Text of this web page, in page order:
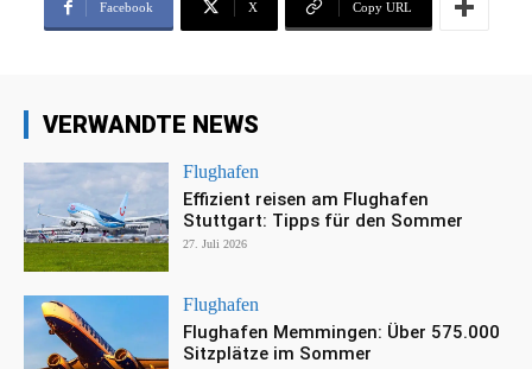
Facebook X Copy URL
VERWANDTE NEWS
Flughafen
Effizient reisen am Flughafen
Stuttgart: Tipps für den Sommer
27. Juli 2026
Flughafen
Flughafen Memmingen: Über 575.000
Sitzplätze im Sommer